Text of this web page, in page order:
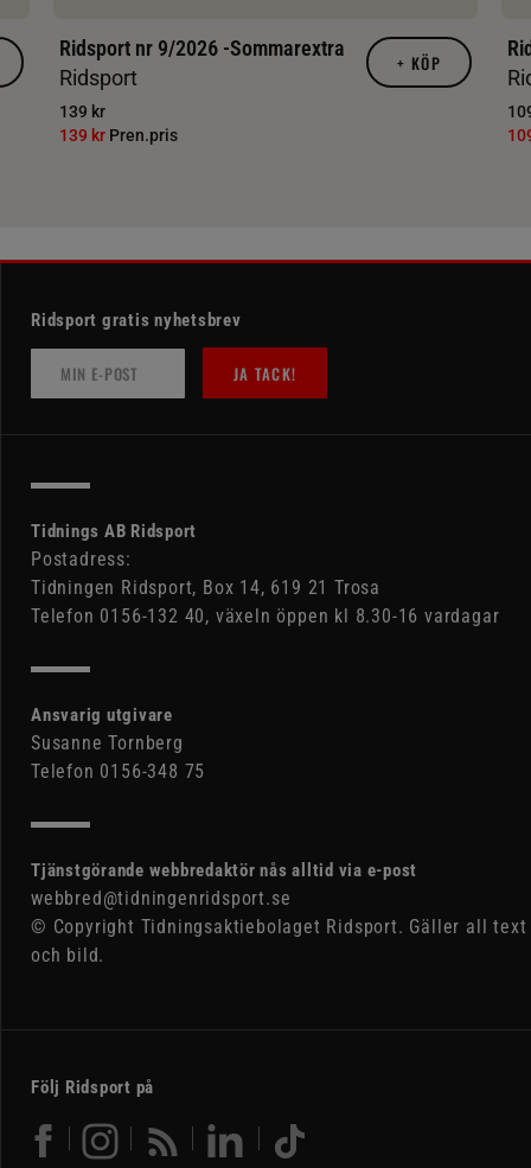
Ridsport nr 9/2026 -Sommarextra
Ridsport
139 kr
139 kr Pren.pris
+ KÖP
Ridsport gratis nyhetsbrev
JA TACK!
Tidnings AB Ridsport
Postadress:
Tidningen Ridsport, Box 14, 619 21 Trosa
Telefon 0156-132 40, växeln öppen kl 8.30-16 vardagar
Ansvarig utgivare
Susanne Tornberg
Telefon 0156-348 75
Tjänstgörande webbredaktör nås alltid via e-post
webbred@tidningenridsport.se
© Copyright Tidningsaktiebolaget Ridsport. Gäller all text
och bild.
Följ Ridsport på